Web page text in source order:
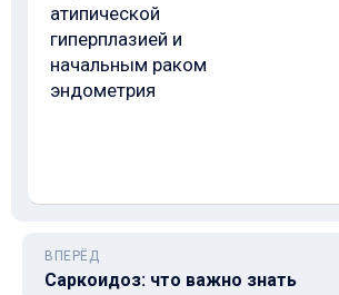
атипической
гиперплазией и
начальным раком
эндометрия
ВПЕРЁД
Саркоидоз: что важно знать